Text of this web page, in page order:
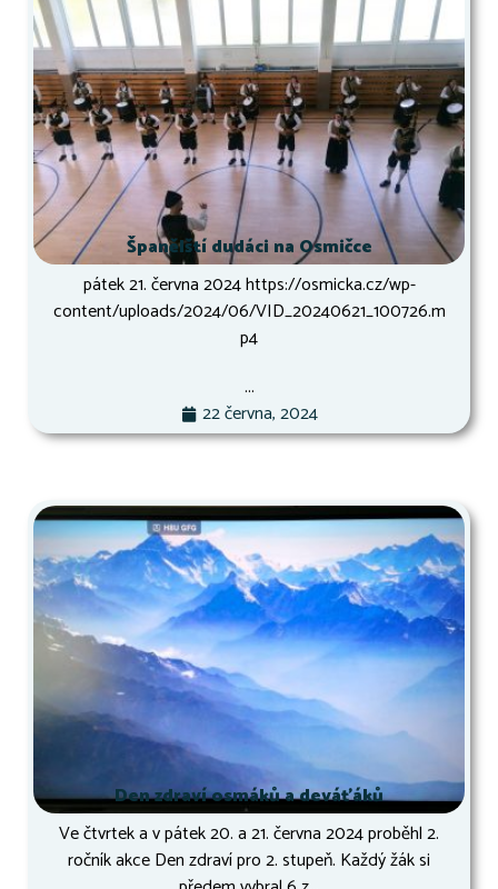
Španělští dudáci na Osmičce
pátek 21. června 2024 https://osmicka.cz/wp-
content/uploads/2024/06/VID_20240621_100726.m
p4
...
22 června, 2024
Den zdraví osmáků a deváťáků
Ve čtvrtek a v pátek 20. a 21. června 2024 proběhl 2.
ročník akce Den zdraví pro 2. stupeň. Každý žák si